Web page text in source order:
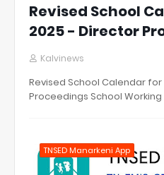
Revised School
2025 - Director
Kalvinews
Revised School Calendar
Proceedings School
TNSED Manarkeni App